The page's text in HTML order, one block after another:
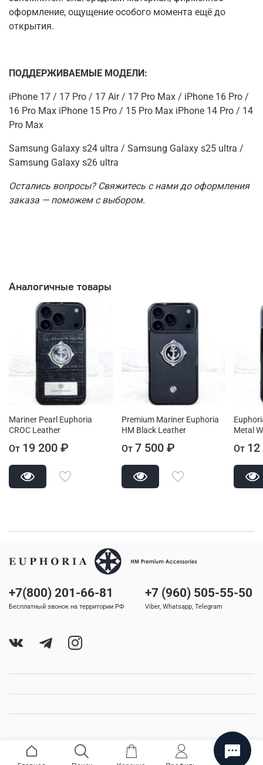
оформление, ощущение особого момента ещё до
открытия.
ПОДДЕРЖИВАЕМЫЕ МОДЕЛИ:
iPhone 17 / 17 Pro / 17 Air / 17 Pro Max / iPhone 16 Pro /
16 Pro Max iPhone 15 Pro / 15 Pro Max iPhone 14 Pro / 14
Pro Max
Samsung Galaxy s24 ultra / Samsung Galaxy s25 ultra /
Samsung Galaxy s26 ultra
Остались вопросы? Свяжитесь с нами до оформления
заказа — поможем с выбором.
Аналогичные товары
Mariner Pearl Euphoria
CROC Leather
От 19 200 ₽
Premium Mariner Euphoria
HM Black Leather
От 7 500 ₽
Metal
От
+7(800) 201-66-81
Бесплатный звонок на территории РФ
+7 (960) 505-55-50
Viber, Whatsapp, Telegram